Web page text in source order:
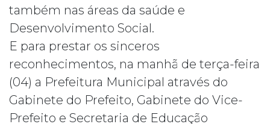
também nas áreas da saúde e
Desenvolvimento Social.
E para prestar os sinceros
reconhecimentos, na manhã de terça-feira
(04) a Prefeitura Municipal através do
Gabinete do Prefeito, Gabinete do Vice-
Prefeito e Secretaria de Educação